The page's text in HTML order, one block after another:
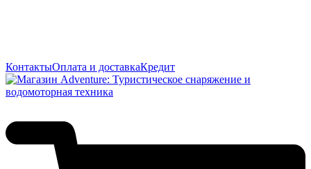
КонтактыОплата и доставкаКредит